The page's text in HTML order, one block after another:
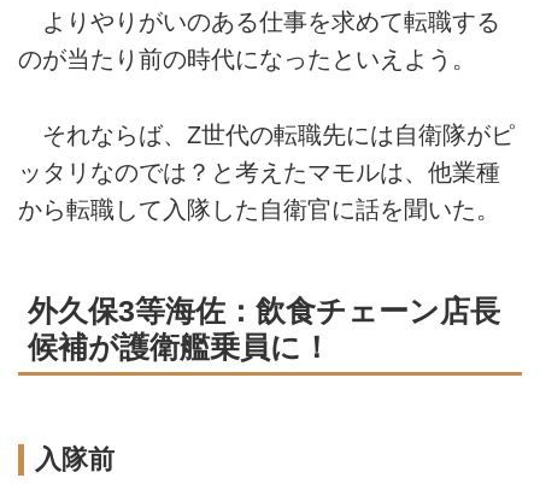
よりやりがいのある仕事を求めて転職する
のが当たり前の時代になったといえよう。
それならば、Z世代の転職先には自衛隊がピ
ッタリなのでは？と考えたマモルは、他業種
から転職して入隊した自衛官に話を聞いた。
外久保3等海佐：飲食チェーン店長
候補が護衛艦乗員に！
入隊前